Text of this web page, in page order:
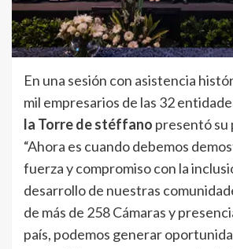
En una sesión con asistencia
mil empresarios de las 32
la Torre de stéffano presentó su
“Ahora es cuando debemos
fuerza y compromiso con la
desarrollo de nuestras
de más de 258 Cámaras y
país, podemos generar